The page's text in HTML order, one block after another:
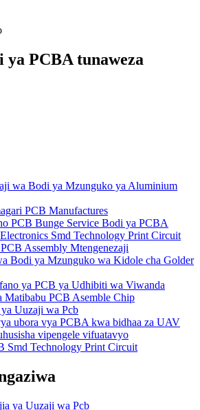
ya PCBA tunaweza
wa Bodi ya Mzunguko ya Aluminium
PCB Manufactures
PCB Bunge Service Bodi ya PCBA
Smd Technology Print Circuit
Assembly Mtengenezaji
Bodi ya Mzunguko wa Kidole cha Golder
ya PCB ya Udhibiti wa Viwanda
Matibabu PCB Asemble Chip
Uuzaji wa Pcb
ubora vya PCBA kwa bidhaa za UAV
vipengele vifuatavyo
Smd Technology Print Circuit